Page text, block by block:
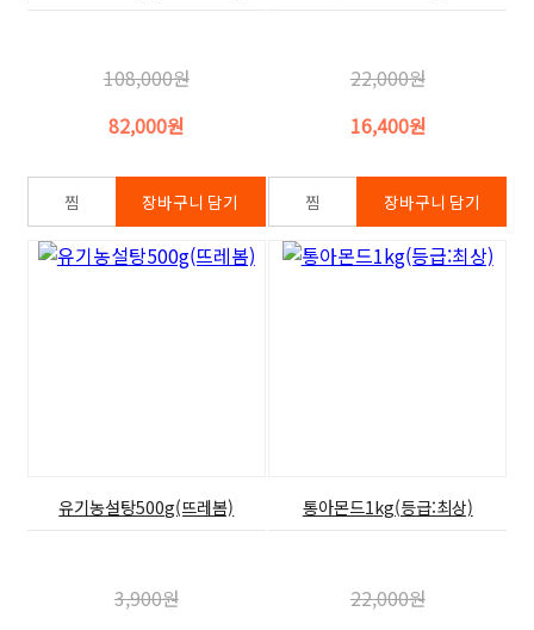
108,000원
82,000원
22,000원
16,400원
유기농설탕500g(뜨레봄)
3,900원
통아몬드1kg(등급:최상)
22,000원